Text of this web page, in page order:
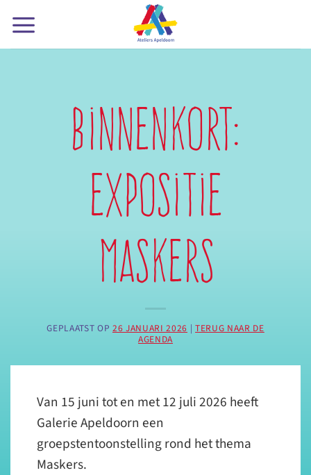
naar
inhoud
Binnenkort:
expositie
Maskers
GEPLAATST OP 26 JANUARI 2026 |TERUG NAAR DE
AGENDA
Van 15 juni tot en met 12 juli 2026 heeft
Galerie Apeldoorn een
groepstentoonstelling rond het thema
Maskers.